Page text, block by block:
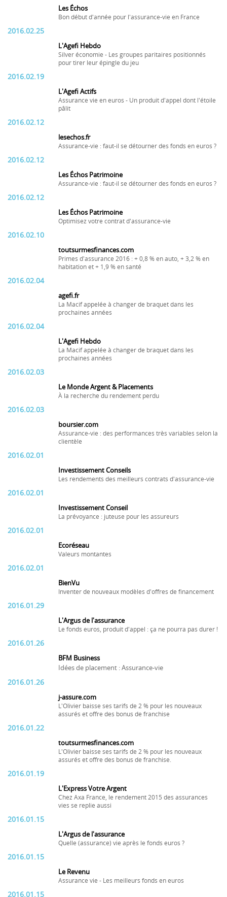
Les Échos
Bon début d'année pour l'assurance-vie en France
2016.02.25
L'Agefi Hebdo
Silver économie - Les groupes paritaires positionnés
pour tirer leur épingle du jeu
2016.02.19
L'Agefi Actifs
Assurance vie en euros - Un produit d'appel dont l'étoile
pâlit
2016.02.12
lesechos.fr
Assurance-vie : faut-il se détourner des fonds en euros ?
2016.02.12
Les Échos Patrimoine
Assurance-vie : faut-il se détourner des fonds en euros ?
2016.02.12
Les Échos Patrimoine
Optimisez votre contrat d'assurance-vie
2016.02.10
toutsurmesfinances.com
Primes d'assurance 2016 : + 0,8 % en auto, + 3,2 % en
habitation et + 1,9 % en santé
2016.02.04
agefi.fr
La Macif appelée à changer de braquet dans les
prochaines années
2016.02.04
L'Agefi Hebdo
La Macif appelée à changer de braquet dans les
prochaines années
2016.02.03
Le Monde Argent & Placements
À la recherche du rendement perdu
2016.02.03
boursier.com
Assurance-vie : des performances très variables selon la
clientèle
2016.02.01
Investissement Conseils
Les rendements des meilleurs contrats d'assurance-vie
2016.02.01
Investissement Conseil
La prévoyance : juteuse pour les assureurs
2016.02.01
Ecoréseau
Valeurs montantes
2016.02.01
BienVu
Inventer de nouveaux modèles d'offres de financement
2016.01.29
L'Argus de l'assurance
Le fonds euros, produit d'appel : ça ne pourra pas durer !
2016.01.26
BFM Business
Idées de placement : Assurance-vie
2016.01.26
j-assure.com
L'Olivier baisse ses tarifs de 2 % pour les nouveaux
assurés et offre des bonus de franchise
2016.01.22
toutsurmesfinances.com
L'Olivier baisse ses tarifs de 2 % pour les nouveaux
assurés et offre des bonus de franchise.
2016.01.19
L'Express Votre Argent
Chez Axa France, le rendement 2015 des assurances
vies se replie aussi
2016.01.15
L'Argus de l'assurance
Quelle (assurance) vie après le fonds euros ?
2016.01.15
Le Revenu
Assurance vie - Les meilleurs fonds en euros
2016.01.15